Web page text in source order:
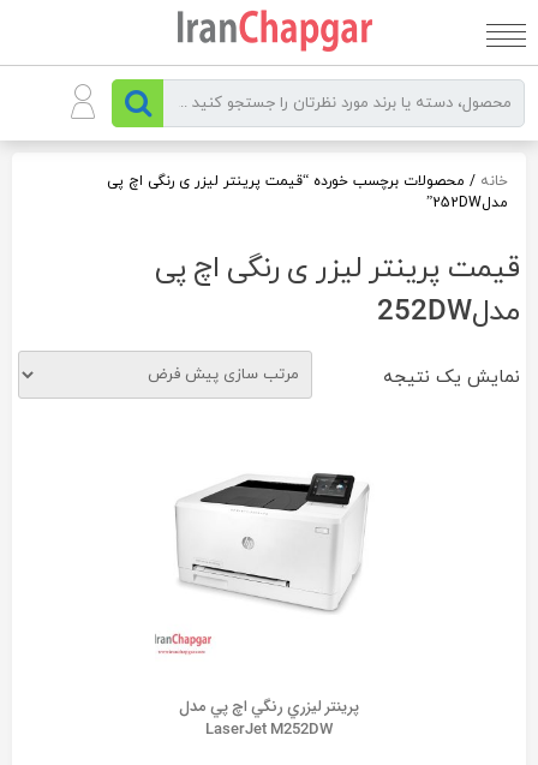
به
خانه / محصولات برچسب خورده “قیمت پرینتر لیزر ی رنگی اچ پی
مدل252DW”
قیمت پرینتر لیزر ی رنگی اچ پی
مدل252DW
نمایش یک نتیجه
پرينتر ليزري رنگي اچ پي مدل
LaserJet M252DW